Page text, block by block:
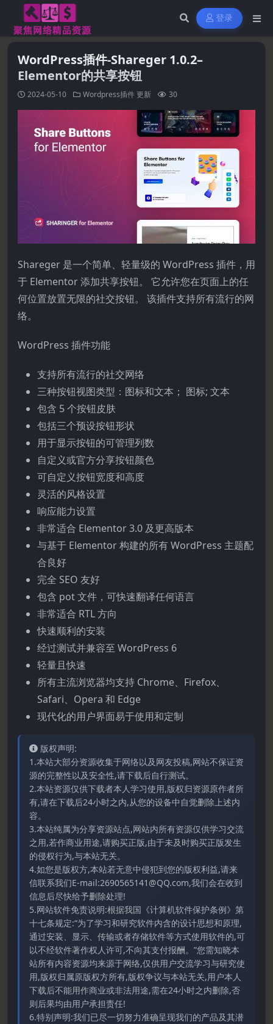
登录
WordPress插件-Shareger 1.0.2–
Elementor的共享按钮
2024-05-10 Wordpress插件更新 30
Shareger 是一个简单、轻量级的 WordPress 插件，用
于 Elementor 添加共享按钮。 它允许您在页面上的任
何位置放置无限的社交按钮。 该插件支持所有流行的网
络。
WordPress 插件功能
支持所有流行的社交网络
三种按钮视图类型：图标和文本； 图标; 文本
包含 5 个按钮皮肤
包括三个预设按钮形状
用于显示按钮的可管理列数
自定义或官方分享按钮颜色
可自定义按钮宽度和高度
灵活的风格设置
响应能力设置
非常适合 Elementor 3.0 及更高版本
与基于 Elementor 构建的所有 WordPress 主题配
合良好
完全 SEO 友好
包含 pot 文件，可快速翻译任何语言
非常适合 RTL 方向
快速顺利的安装
经过测试并兼容至 WordPress 6
轻量且快速
所有主流浏览器均支持 Chrome、Firefox、
Safari、Opera 和 Edge
现代化的用户界面易于使用和定制
版权声明:
1.本站大部分资源收集于网络以及网友投稿,网站不保证资
源的完整性以及安全性,请下载后自行测试。
2.本站资源仅供下载者本人学习使用,版权归资源原作者所
有,请在下载后24小时之内,从您的设备中自觉删除上述内
容。
3.本站纯属为分享资源站点,网站内所有资源仅供学习交流
之用,若作商业用途,请购买正版,由于未及时购买正版发生
的侵权行为,与本站无关。
4.如您是版权方,本站若无意中侵犯到您的版权利益,请来
信联系我们E-mail:2690565141@QQ.com,我们会在收到
信息后尽快给予删除处理!
5.网站软件免责说明:根据我国《计算机软件保护条例》第
十七条规定:“为了学习和研究软件内含的设计思想和原理,
通过安装、显示、传输或者存储软件等方式使用软件的,可
以不经软件著作权人许可,不向其支付报酬。”您需知晓本
站所有内容资源均来源于网络,仅供用户交流学习与研究使
用,版权归属原版权方所有,版权争议与本站无关,用户本人
下载后不能用作商业或非法用途,需在24小时之内删除,否
则后果均由用户承担责任!
6.特别声明:我们已尽一切努力准确呈现我们的产品及其潜